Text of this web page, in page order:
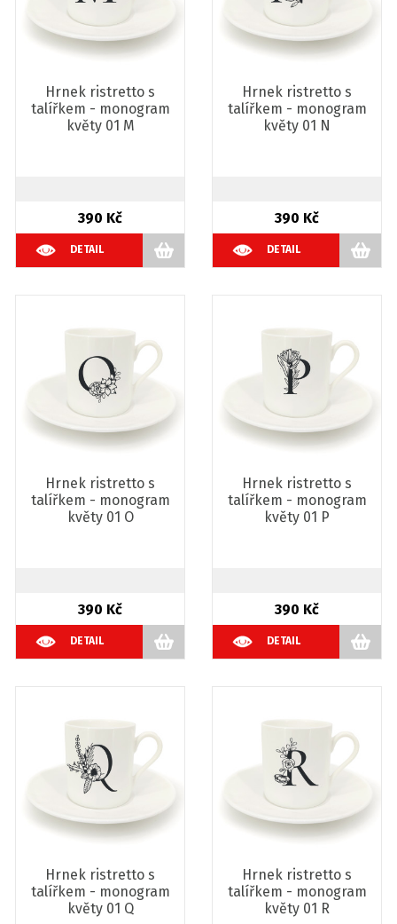
Hrnek ristretto s
talířkem - monogram
květy 01 M
390 Kč
DETAIL
Hrnek ristretto s
talířkem - monogram
květy 01 N
390 Kč
DETAIL
Hrnek ristretto s
talířkem - monogram
květy 01 O
390 Kč
DETAIL
Hrnek ristretto s
talířkem - monogram
květy 01 P
390 Kč
DETAIL
Hrnek ristretto s
talířkem - monogram
květy 01 Q
Hrnek ristretto s
talířkem - monogram
květy 01 R